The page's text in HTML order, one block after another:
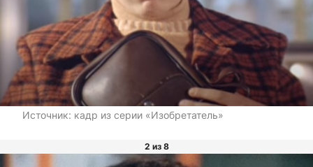
Источник: кадр из серии «Изобретатель»
2 из 8